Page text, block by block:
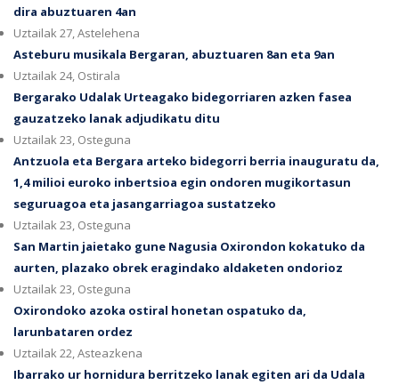
dira abuztuaren 4an
Uztailak 27, Astelehena
Asteburu musikala Bergaran, abuztuaren 8an eta 9an
Uztailak 24, Ostirala
Bergarako Udalak Urteagako bidegorriaren azken fasea
gauzatzeko lanak adjudikatu ditu
Uztailak 23, Osteguna
Antzuola eta Bergara arteko bidegorri berria inauguratu da,
1,4 milioi euroko inbertsioa egin ondoren mugikortasun
seguruagoa eta jasangarriagoa sustatzeko
Uztailak 23, Osteguna
San Martin jaietako gune Nagusia Oxirondon kokatuko da
aurten, plazako obrek eragindako aldaketen ondorioz
Uztailak 23, Osteguna
Oxirondoko azoka ostiral honetan ospatuko da,
larunbataren ordez
Uztailak 22, Asteazkena
Ibarrako ur hornidura berritzeko lanak egiten ari da Udala